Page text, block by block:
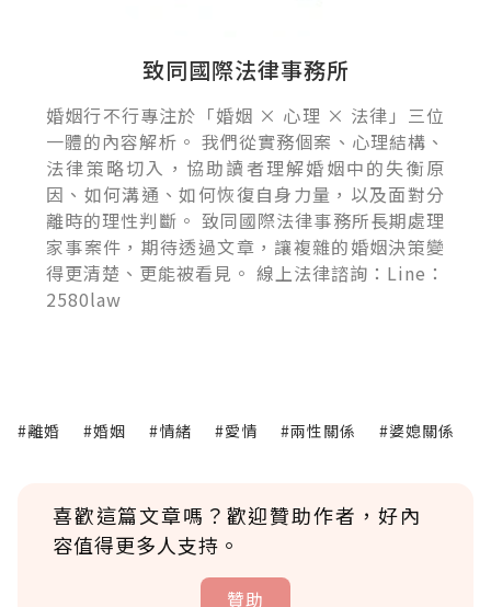
致同國際法律事務所
婚姻行不行專注於「婚姻 × 心理 × 法律」三位
一體的內容解析。 我們從實務個案、心理結構、
法律策略切入，協助讀者理解婚姻中的失衡原
因、如何溝通、如何恢復自身力量，以及面對分
離時的理性判斷。 致同國際法律事務所長期處理
家事案件，期待透過文章，讓複雜的婚姻決策變
得更清楚、更能被看見。 線上法律諮詢：Line：
2580law
#離婚 #婚姻 #情緒 #愛情 #兩性關係 #婆媳關係
喜歡這篇文章嗎？歡迎贊助作者，好內
容值得更多人支持。
贊助